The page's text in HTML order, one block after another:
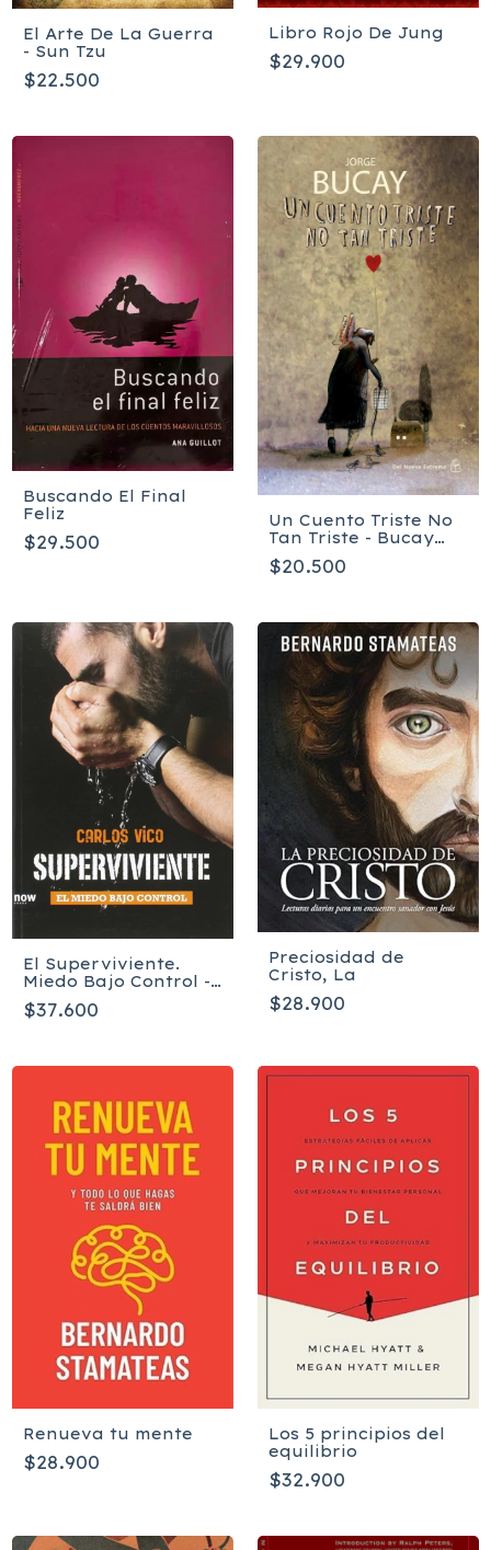
El Arte De La Guerra
- Sun Tzu
$22.500
Libro Rojo De Jung
$29.900
Buscando El Final
Feliz
$29.500
Un Cuento Triste No
Tan Triste - Bucay
Jorge
$20.500
El Superviviente.
Miedo Bajo Control -
Carlos Vico Gimenez
$37.600
Preciosidad de
Cristo, La
$28.900
Renueva tu mente
$28.900
Los 5 principios del
equilibrio
$32.900